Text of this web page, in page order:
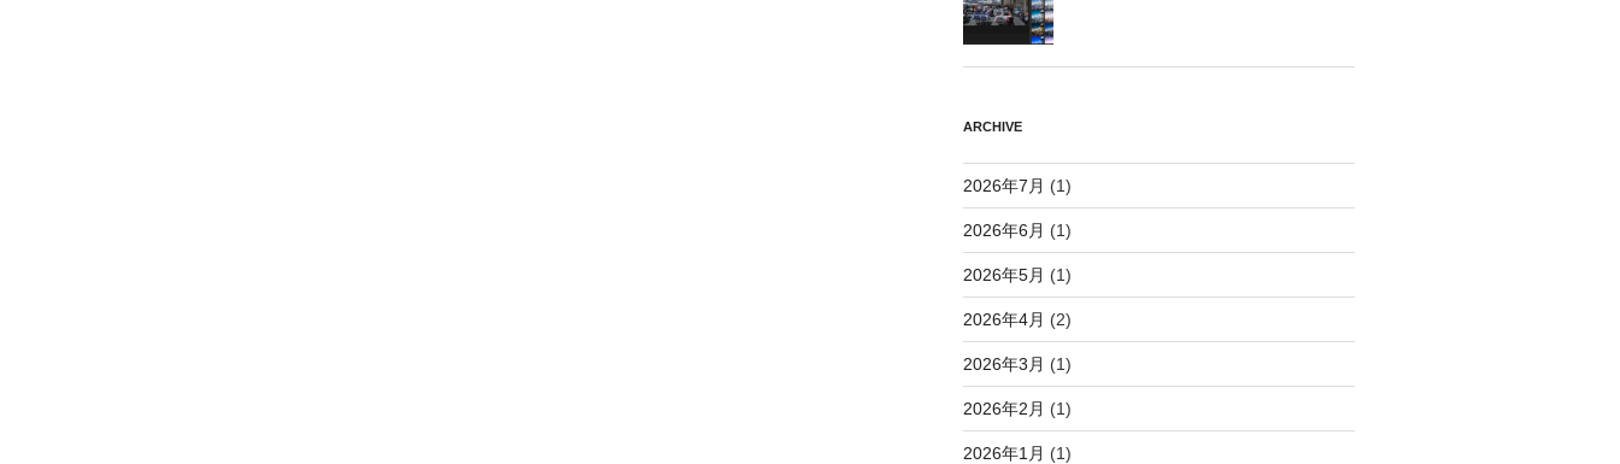
ARCHIVE
2026年7月 (1)
2026年6月 (1)
2026年5月 (1)
2026年4月 (2)
2026年3月 (1)
2026年2月 (1)
2026年1月 (1)